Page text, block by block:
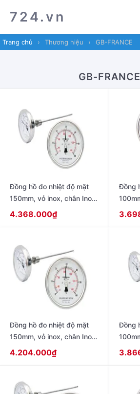
to
navigation
to
content
724.vn
Trang chủ › Thương hiệu › GB-FRANCE
GB-FRANCE
Đồng hồ đo nhiệt độ mặt
150mm, vỏ inox, chân Inox,
chân sau, que dài 150mm
4.368.000₫
Đồng
chân
Đồng hồ đo nhiệt độ mặt
150mm, vỏ inox, chân Inox,
chân sau, que dài 100mm
4.204.000₫
Đồng
chân